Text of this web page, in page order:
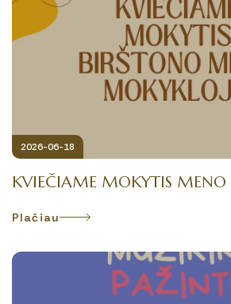
2026-06-18
KVIEČIAME MOKYTIS MENO
Plačiau